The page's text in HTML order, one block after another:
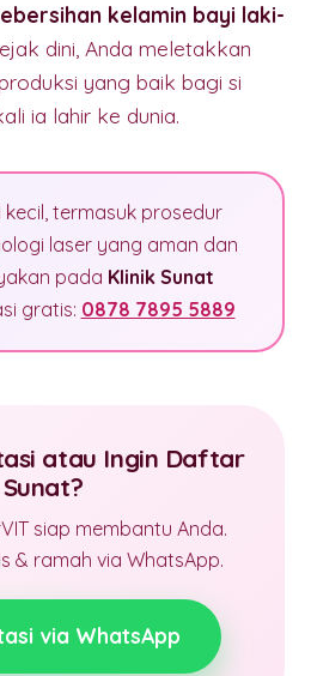
kelamin bayi laki-
dini, Anda meletakkan
yang baik bagi si
ia lahir ke dunia.
kecil, termasuk prosedur
laser yang aman dan
pada Klinik Sunat
gratis: 0878 7895 5889
atau Ingin Daftar
Sunat?
siap membantu Anda.
& ramah via WhatsApp.
via WhatsApp